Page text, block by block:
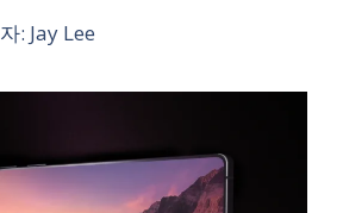
: Jay Lee